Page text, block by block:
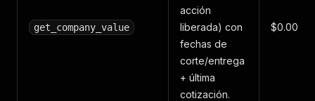
get_company_value
acción
liberada) con
fechas de
corte/entrega
+ última
cotización.
$0.002